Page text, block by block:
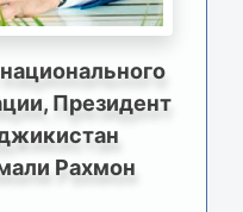
Президент
Рахмон